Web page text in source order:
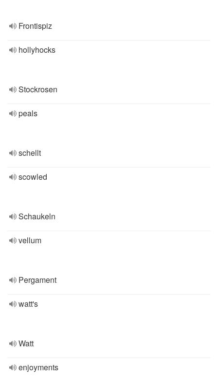
Frontispiz
hollyhocks
Stockrosen
peals
schellt
scowled
Schaukeln
vellum
Pergament
watt's
Watt
enjoyments